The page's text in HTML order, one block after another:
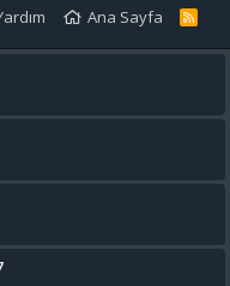
Ana Sayfa
R
S